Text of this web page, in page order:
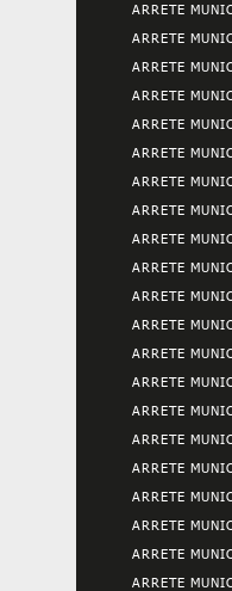
ARRETE
ARRETE
ARRETE
ARRETE
ARRETE
ARRETE
ARRETE
ARRETE
ARRETE
ARRETE
ARRETE
ARRETE
ARRETE
ARRETE
ARRETE
ARRETE
ARRETE
ARRETE
ARRETE
ARRETE
ARRETE